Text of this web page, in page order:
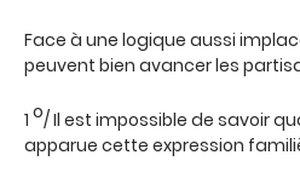
Face à une logique aussi
peuvent bien avancer les
1 o/ Il est impossible de savoir
apparue cette expression